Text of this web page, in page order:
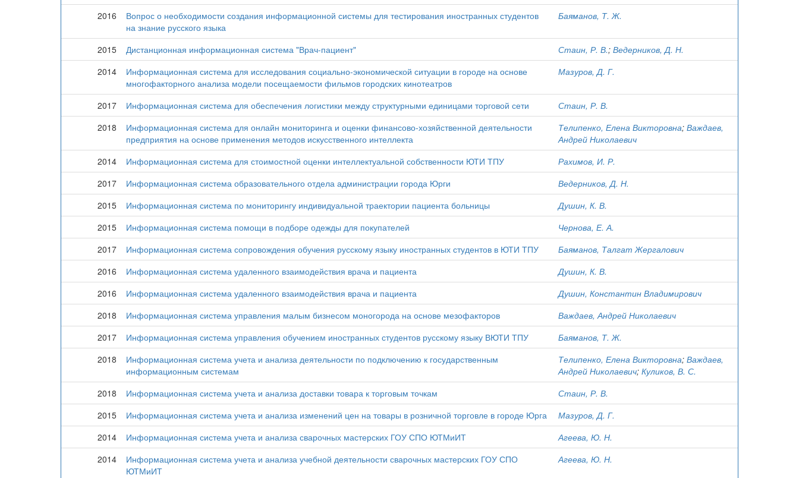
2016
Вопрос о необходимости создания информационной системы для тестирования иностранных студентов
на знание русского языка
Баяманов, Т. Ж.
2015 Дистанционная информационная система "Врач-пациент" Стаин, Р. В.; Ведерников, Д. Н.
2014
Информационная система для исследования социально-экономической ситуации в городе на основе
многофакторного анализа модели посещаемости фильмов городских кинотеатров
Мазуров, Д. Г.
2017 Информационная система для обеспечения логистики между структурными единицами торговой сети
Стаин, Р. В.
2018
Информационная система для онлайн мониторинга и оценки финансово-хозяйственной деятельности
предприятия на основе применения методов искусственного интеллекта
Телипенко, Елена Викторовна; Важдаев,
Андрей Николаевич
2014
Информационная система для стоимостной оценки интеллектуальной собственности ЮТИ ТПУ
Рахимов, И. Р.
2017
Информационная система образовательного отдела администрации города Юрги
Ведерников, Д. Н.
2015
Информационная система по мониторингу индивидуальной траектории пациента больницы
Душин, К. В.
2015
Информационная система помощи в подборе одежды для покупателей
Чернова, Е. А.
2017
Информационная система сопровождения обучения русскому языку иностранных студентов в ЮТИ ТПУ
Баяманов, Талгат Жергалович
2016
Информационная система удаленного взаимодействия врача и пациента
Душин, К. В.
2016
Информационная система удаленного взаимодействия врача и пациента
Душин, Константин Владимирович
2018
Информационная система управления малым бизнесом моногорода на основе мезофакторов
Важдаев, Андрей Николаевич
2017
Информационная система управления обучением иностранных студентов русскому языку ВЮТИ ТПУ
Баяманов, Т. Ж.
2018
Информационная система учета и анализа деятельности по подключению к государственным
информационным системам
Телипенко, Елена Викторовна; Важдаев,
Андрей Николаевич; Куликов, В. С.
2018
Информационная система учета и анализа доставки товара к торговым точкам
Стаин, Р. В.
2015
Информационная система учета и анализа изменений цен на товары в розничной торговле в городе Юрга
Мазуров, Д. Г.
2014
Информационная система учета и анализа сварочных мастерских ГОУ СПО ЮТМиИТ
Агеева, Ю. Н.
2014
Информационная система учета и анализа учебной деятельности сварочных мастерских ГОУ СПО
ЮТМиИТ
Агеева, Ю. Н.